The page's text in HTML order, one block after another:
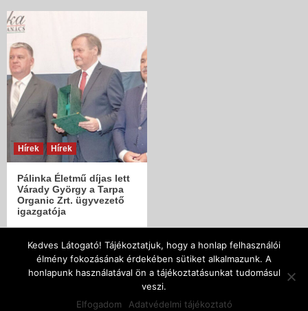
Hírek Hírek
Pálinka Életmű díjas lett
Várady György a Tarpa
Organic Zrt. ügyvezető
igazgatója
| Copyright © 2005 - 2018 | Szatmár-Beregi Pálinka
Lovagrend Designed by SzenJoe |
themes.
Kedves Látogató! Tájékoztatjuk, hogy a honlap felhasználói
élmény fokozásának érdekében sütiket alkalmazunk. A
honlapunk használatával ön a tájékoztatásunkat tudomásul
veszi.
Elfogadom
Adatvédelmi tájékoztató